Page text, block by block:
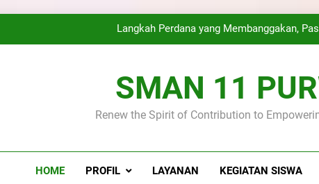
Langkah Perdana yang Membanggakan,
Latihan Gabungan PKS SMA
SMA Negeri 11 Purworejo menjadi
Kemah dan Pelantikan Calon Dewan
SMAN 11
Renew the Spirit of Contribution to
HOME PROFIL LAYANAN KEGIATAN SISWA